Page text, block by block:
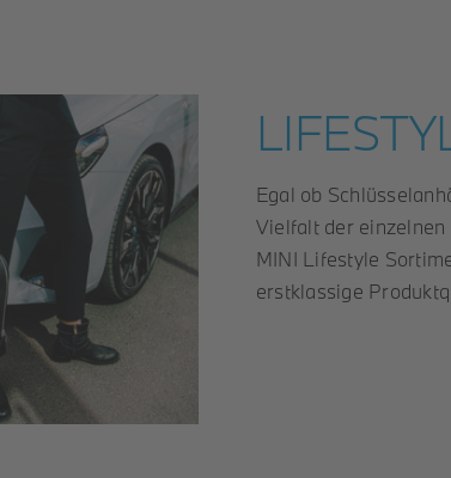
Egal ob
Vielfalt der einzelnen
MINI Lifestyle
erstklassige